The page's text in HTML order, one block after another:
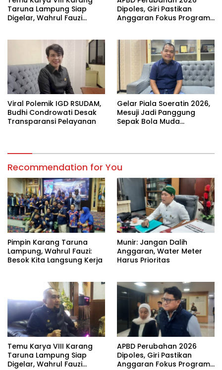
Taruna Lampung Siap
Digelar, Wahrul Fauzi
Dipoles, Giri Pastikan
Anggaran Fokus Program
Viral Polemik IGD RSUDAM,
Budhi Condrowati Desak
Transparansi Pelayanan
Gelar Piala Soeratin 2026,
Mesuji Jadi Panggung
Sepak Bola Muda
Recommendation for You
Pimpin Karang Taruna
Lampung, Wahrul Fauzi:
Besok Kita Langsung Kerja
Munir: Jangan Dalih
Anggaran, Water Meter
Harus Prioritas
Temu Karya VIII Karang
Taruna Lampung Siap
Digelar, Wahrul Fauzi
APBD Perubahan 2026
Dipoles, Giri Pastikan
Anggaran Fokus Program